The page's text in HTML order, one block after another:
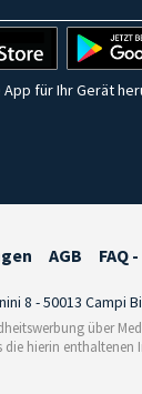
App für Ihr Gerät
AGB FAQ
8 - 50013 Campi
über
die hierin